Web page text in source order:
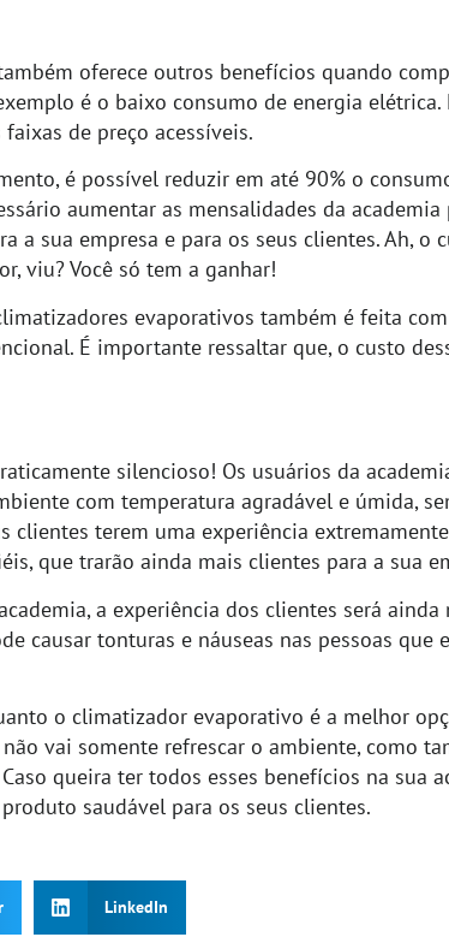
oferece outros benefícios quando
é o baixo consumo de energia
de preço acessíveis.
é possível reduzir em até 90% o
aumentar as mensalidades da
a sua empresa e para os seus clientes. Ah, o
viu? Você só tem a ganhar!
evaporativos também é feita
É importante ressaltar que, o custo
silencioso! Os usuários da
com temperatura agradável e úmida,
clientes terem uma experiência
que trarão ainda mais clientes para a sua
a experiência dos clientes será
causar tonturas e náuseas nas pessoas que
o climatizador evaporativo é a melhor
vai somente refrescar o ambiente, como
queira ter todos esses benefícios na sua
saudável para os seus clientes.
LinkedIn